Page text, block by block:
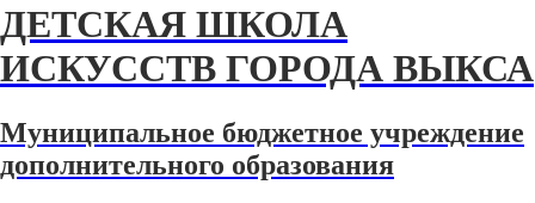
ДЕТСКАЯ ШКОЛА
ИСКУССТВ ГОРОДА ВЫКСА
Муниципальное бюджетное учреждение
дополнительного образования